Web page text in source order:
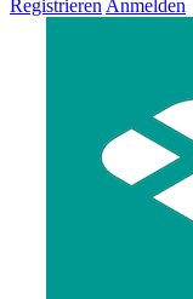
Registrieren Anmelden